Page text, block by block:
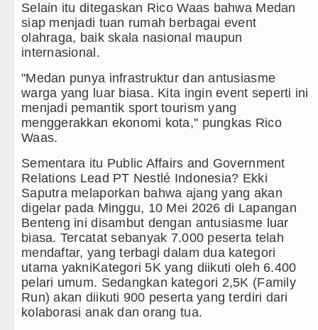
Selain itu ditegaskan Rico Waas bahwa Medan
siap menjadi tuan rumah berbagai event
olahraga, baik skala nasional maupun
internasional.
"Medan punya infrastruktur dan antusiasme
warga yang luar biasa. Kita ingin event seperti ini
menjadi pemantik sport tourism yang
menggerakkan ekonomi kota," pungkas Rico
Waas.
Sementara itu Public Affairs and Government
Relations Lead PT Nestlé Indonesia? Ekki
Saputra melaporkan bahwa ajang yang akan
digelar pada Minggu, 10 Mei 2026 di Lapangan
Benteng ini disambut dengan antusiasme luar
biasa. Tercatat sebanyak 7.000 peserta telah
mendaftar, yang terbagi dalam dua kategori
utama yakniKategori 5K yang diikuti oleh 6.400
pelari umum. Sedangkan kategori 2,5K (Family
Run) akan diikuti 900 peserta yang terdiri dari
kolaborasi anak dan orang tua.